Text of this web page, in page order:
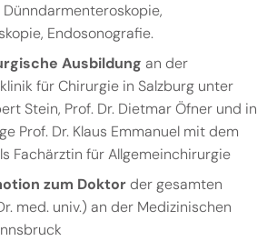
Dünndarmenteroskopie,
Endosonografie.
Ausbildung an der
für Chirurgie in Salzburg unter
Stein, Prof. Dr. Dietmar Öfner und in
Prof. Dr. Klaus Emmanuel mit dem
Fachärztin für Allgemeinchirurgie
zum Doktorder gesamten
med. univ.) an der Medizinischen